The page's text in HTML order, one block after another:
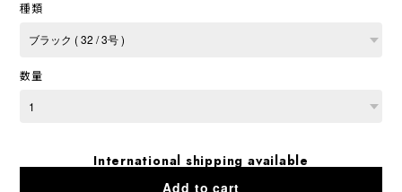
種類
数量
International shipping available
Add to cart